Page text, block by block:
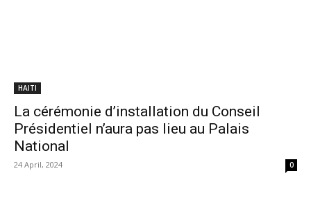
HAITI
La cérémonie d’installation du Conseil
Présidentiel n’aura pas lieu au Palais
National
24 April, 2024 0